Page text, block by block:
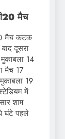
मैच
मैच कटक
दूसरा
14
मैच 17
19
में
शाम
घंटे पहले